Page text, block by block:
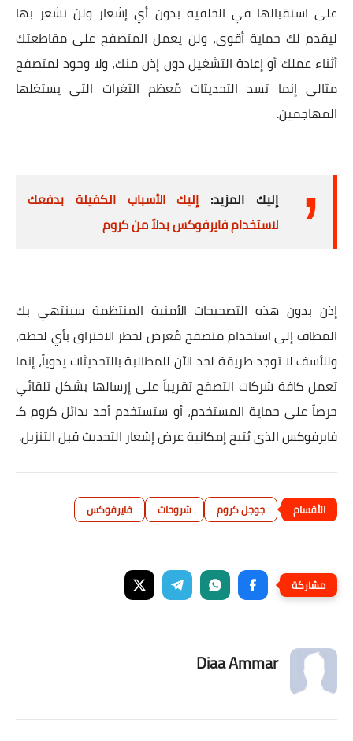
على استقبالها في الخلفية بدون أي إشعار ولن تشعر بها
ليقدم لك حماية أقوى، ولن يعمل المتصفح على مقاطعتك
أثناء عملك أو إعادة التشغيل دون إذن منك، ولا وجود لمتصفح
مثالي إنما تسد التحديثات مُعظم الثغرات التي يستغلها
المهاجمين.
إليك المزيد: إليك الأسباب الكفيلة بدفعك
لاستخدام فايرفوكس بدلاً من كروم
إذن بدون هذه التصحيحات الأمنية المنتظمة سينتهي بك
المطاف إلى استخدام متصفح مُعرض لخطر الاختراق بأي لحظة،
وللأسف لا توجد طريقة لحد الآن للمطالبة بالتحديثات يدوياً، إنما
تعمل كافة شركات التصفح تقريباً على إرسالها بشكل تلقائي
حرصاً على حماية المستخدم، أو ستستخدم أحد بدائل كروم كـ
فايرفوكس الذي يُتيح إمكانية عرض إشعار التحديث قبل التنزيل.
جوجل كروم شروحات فايرفوكس
Diaa Ammar